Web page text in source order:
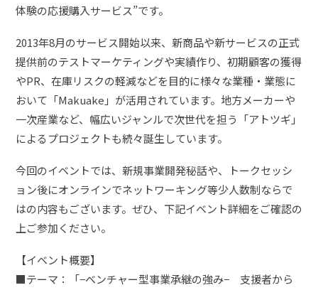
体験の応援購入サービス”です。
2013年8月のサービス開始以来、新商品や新サービスの正式
提供前のテストマーケティングや実績作り、初期顧客の獲得
やPR、在庫リスクの軽減などを目的に様々な業種・業態に
おいて「Makuake」が活用されています。地方メーカーや
一次産業など、幅広いジャンルで次世代を担う「アトツギ」
によるプロジェクトも続々誕生しています。
今回のイベントでは、新規事業開発秘話や、
トークセッシ
ョン後にオンラインでネットワーキング等少人数制ならで
はの内容もございます。 ぜひ、下記イベント詳細をご確認の
上ご参加ください。
【イベント概要】
■テーマ：「−ベンチャー型事業承継の強み− 支援者から